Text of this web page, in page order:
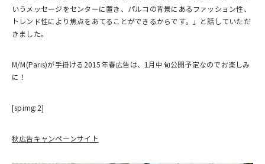
いうメッセージをセンターに置き、パルコの背景にあるファッション性、
トレンド性により焦点をあてることができるからです。」と話していただ
きました。
M/M(Paris)が手掛ける2015年春広告は、1月中旬公開予定なのでお楽しみ
に！
[spimg:2]
秋広告キャンペーンサイト